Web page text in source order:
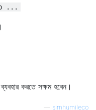
...
করতে সক্ষম হবেন।
simhumileco